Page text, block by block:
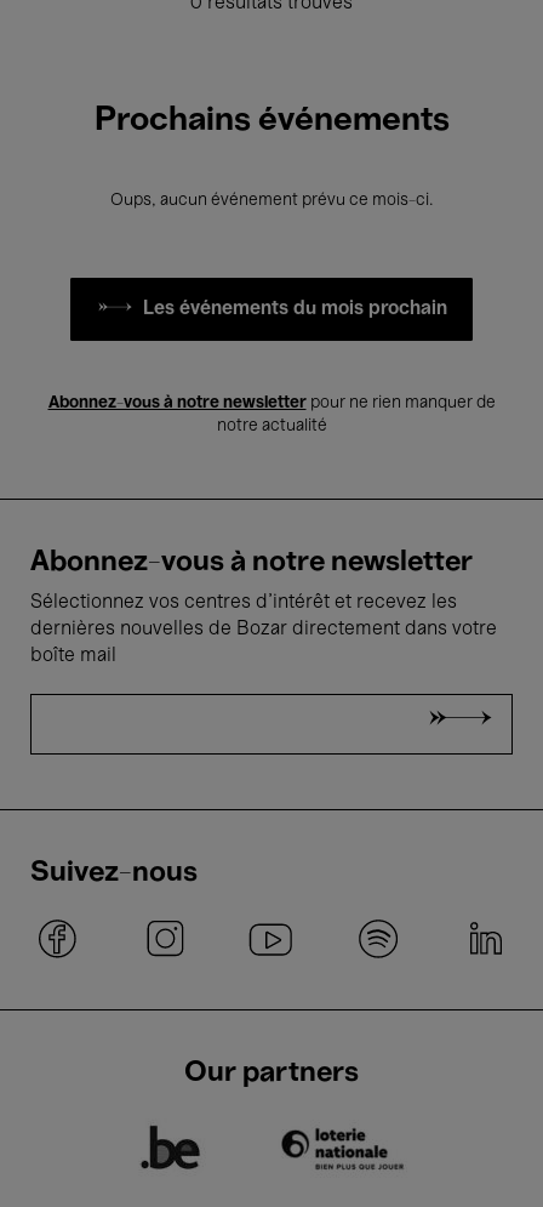
0 résultats trouvés
Prochains événements
Oups, aucun événement prévu ce mois-ci.
Les événements du mois prochain
Abonnez-vous à notre newsletterpour ne rien manquer de
notre actualité
Abonnez-vous à notre newsletter
Sélectionnez vos centres d'intérêt et recevez les
dernières nouvelles de Bozar directement dans votre
boîte mail
Suivez-nous
Our partners